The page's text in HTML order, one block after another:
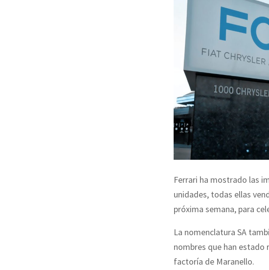
Ferrari ha mostrado las
unidades, todas ellas
próxima semana, para
La nomenclatura SA
nombres que han estado
factoría de Maranello.